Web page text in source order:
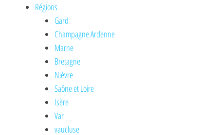
Régions
Gard
Champagne Ardenne
Marne
Bretagne
Nièvre
Saône et Loire
Isère
Var
vaucluse